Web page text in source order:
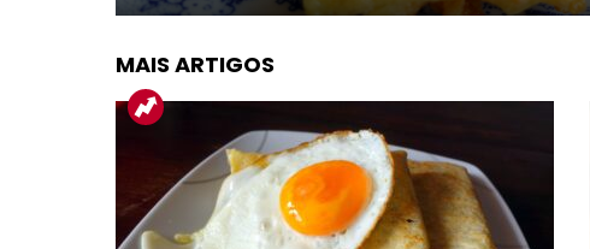
MAIS ARTIGOS